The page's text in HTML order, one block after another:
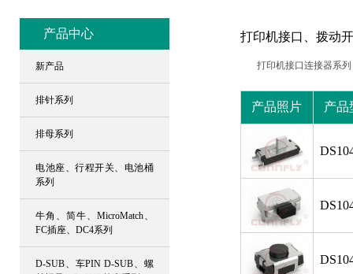
产品中心
新产品
排针系列
排母系列
电池座、行程开关、电池桶
系列
牛角、简牛、MicroMatch、
FC插座、DC4系列
D-SUB、车PIN D-SUB、螺
打印机接口、拨动
打印机接口连接器系列
产品照片 产品